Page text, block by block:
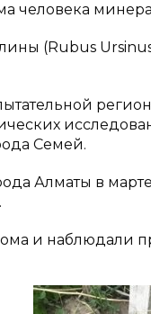
человека
(Rubus
Семей.
Алматы в
и наблюдали